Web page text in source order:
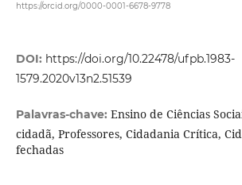
https://orcid.org/0000-0001-6678-9778
DOI: https://doi.org/10.22478/ufpb.1983-
1579.2020v13n2.51539
Palavras-chave: Ensino de Ciências
cidadã, Professores, Cidadania Crítica,
fechadas